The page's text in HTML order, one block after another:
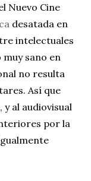
Nuevo Cine
desatada en
intelectuales
muy sano en
no resulta
Así que
, y al audiovisual
por la